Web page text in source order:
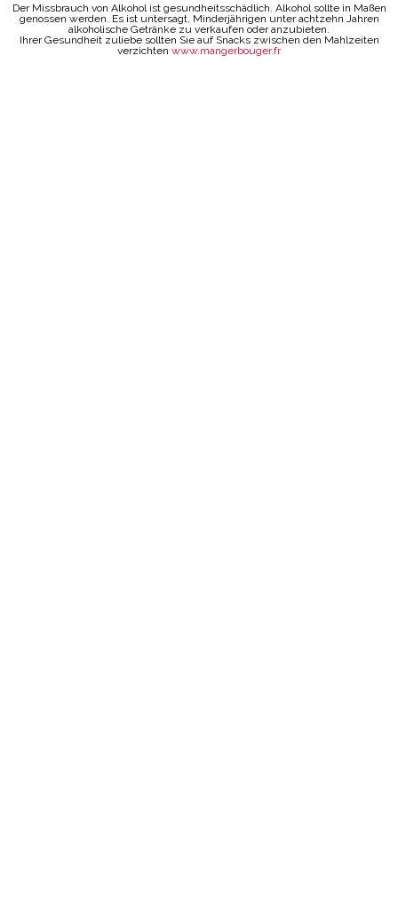
Der Missbrauch von Alkohol ist gesundheitsschädlich. Alkohol sollte in Maßen
genossen werden. Es ist untersagt, Minderjährigen unter achtzehn Jahren
alkoholische Getränke zu verkaufen oder anzubieten.
Ihrer Gesundheit zuliebe sollten Sie auf Snacks zwischen den Mahlzeiten
verzichten www.mangerbouger.fr